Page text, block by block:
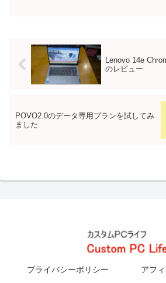
Lenovo 14e
のレビュー
POVO2.0のデータ専用プランを試してみ
ました
プライバシーポリシー アフ